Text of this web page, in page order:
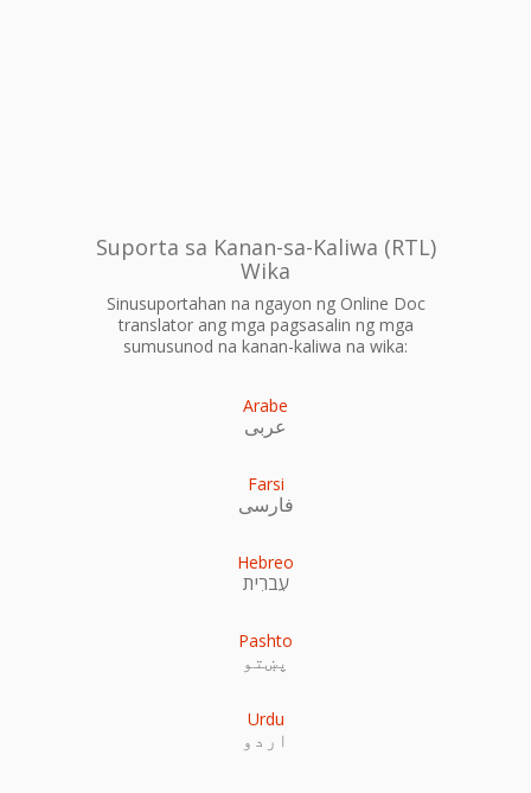
Suporta sa Kanan-sa-Kaliwa (RTL)
Wika
Sinusuportahan na ngayon ng Online Doc
translator ang mga pagsasalin ng mga
sumusunod na kanan-kaliwa na wika:
Arabe
عربى
Farsi
فارسی
Hebreo
עִברִית
Pashto
پښتو
Urdu
اردو